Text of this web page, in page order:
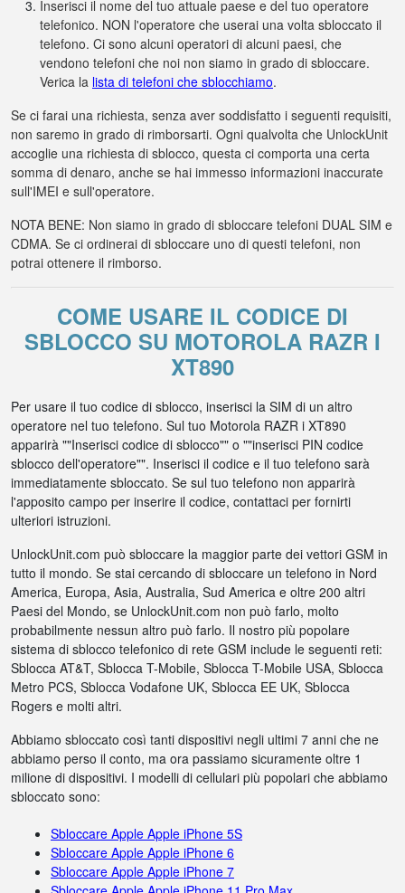
Inserisci il nome del tuo attuale paese e del tuo operatore
telefonico. NON l'operatore che userai una volta sbloccato il
telefono. Ci sono alcuni operatori di alcuni paesi, che
vendono telefoni che noi non siamo in grado di sbloccare.
Verica la lista di telefoni che sblocchiamo.
Se ci farai una richiesta, senza aver soddisfatto i seguenti requisiti,
non saremo in grado di rimborsarti. Ogni qualvolta che UnlockUnit
accoglie una richiesta di sblocco, questa ci comporta una certa
somma di denaro, anche se hai immesso informazioni inaccurate
sull'IMEI e sull'operatore.
NOTA BENE: Non siamo in grado di sbloccare telefoni DUAL SIM e
CDMA. Se ci ordinerai di sbloccare uno di questi telefoni, non
potrai ottenere il rimborso.
COME USARE IL CODICE DI
SBLOCCO SU MOTOROLA RAZR I
XT890
Per usare il tuo codice di sblocco, inserisci la SIM di un altro
operatore nel tuo telefono. Sul tuo Motorola RAZR i XT890
apparirà ""Inserisci codice di sblocco"" o ""inserisci PIN codice
sblocco dell'operatore"". Inserisci il codice e il tuo telefono sarà
immediatamente sbloccato. Se sul tuo telefono non apparirà
l'apposito campo per inserire il codice, contattaci per fornirti
ulteriori istruzioni.
UnlockUnit.com può sbloccare la maggior parte dei vettori GSM in
tutto il mondo. Se stai cercando di sbloccare un telefono in Nord
America, Europa, Asia, Australia, Sud America e oltre 200 altri
Paesi del Mondo, se UnlockUnit.com non può farlo, molto
probabilmente nessun altro può farlo. Il nostro più popolare
sistema di sblocco telefonico di rete GSM include le seguenti reti:
Sblocca AT&T, Sblocca T-Mobile, Sblocca T-Mobile USA, Sblocca
Metro PCS, Sblocca Vodafone UK, Sblocca EE UK, Sblocca
Rogers e molti altri.
Abbiamo sbloccato così tanti dispositivi negli ultimi 7 anni che ne
abbiamo perso il conto, ma ora passiamo sicuramente oltre 1
milione di dispositivi. I modelli di cellulari più popolari che abbiamo
sbloccato sono:
Sbloccare Apple Apple iPhone 5S
Sbloccare Apple Apple iPhone 6
Sbloccare Apple Apple iPhone 7